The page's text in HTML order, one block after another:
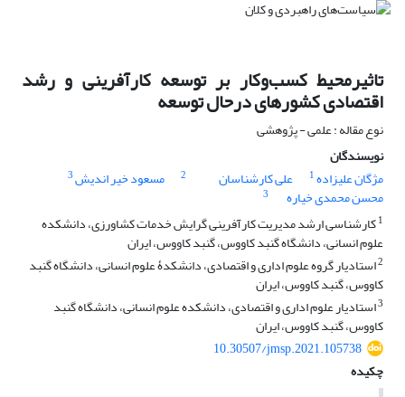
تاثیرمحیط کسب‌وکار بر توسعه کارآفرینی و رشد
اقتصادی کشورهای درحال توسعه
نوع مقاله : علمی - پژوهشی
نویسندگان
مژگان علیزاده1 علی کارشناسان 2 مسعود خیر اندیش3
محسن محمدی خیاره
3
1کارشناسی ارشد مدیریت کارآفرینی گرایش خدمات کشاورزی، دانشکده
علوم انسانی، دانشگاه گنبد کاووس، گنبد کاووس، ایران
2استادیار گروه علوم اداری و اقتصادی، دانشکدۀ علوم انسانی، دانشگاه گنبد
کاووس، گنبد کاووس، ایران
3استادیار علوم اداری و اقتصادی، دانشکده علوم انسانی، دانشگاه گنبد
کاووس، گنبد کاووس، ایران
10.30507/jmsp.2021.105738
چکیده